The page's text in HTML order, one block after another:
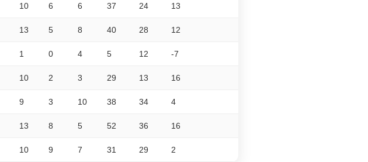
10 6 6 37 24 13
13 5 8 40 28 12
1 0 4 5 12 -7
10 2 3 29 13 16
9 3 10 38 34 4
13 8 5 52 36 16
10 9 7 31 29 2